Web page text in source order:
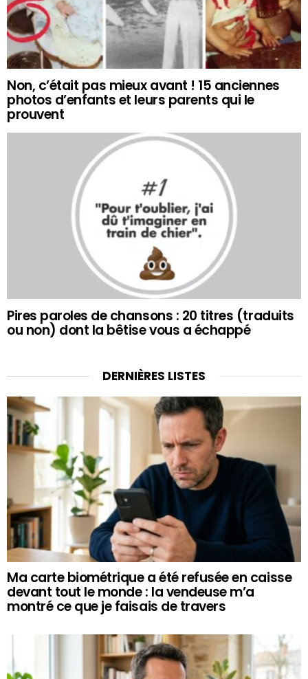
Non, c’était pas mieux avant ! 15 anciennes
photos d’enfants et leurs parents qui le
prouvent
Pires paroles de chansons : 20 titres (traduits
ou non) dont la bêtise vous a échappé
DERNIÈRES LISTES
Ma carte biométrique a été refusée en caisse
devant tout le monde : la vendeuse m’a
montré ce que je faisais de travers